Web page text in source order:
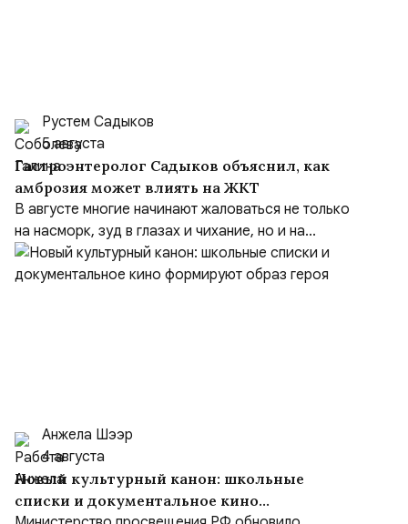
Рустем Садыков
5 августа
Гастроэнтеролог Садыков объяснил, как
амброзия может влиять на ЖКТ
В августе многие начинают жаловаться не только
на насморк, зуд в глазах и чихание, но и на...
Анжела Шээр
4 августа
Новый культурный канон: школьные
списки и документальное кино